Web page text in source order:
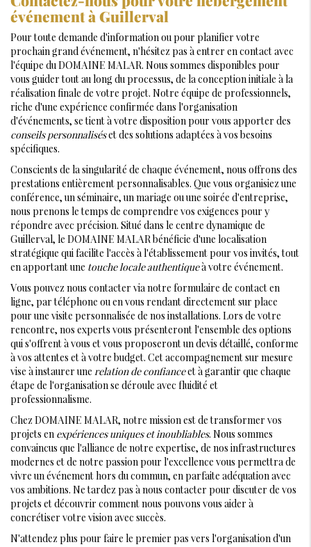
événement à Guillerval
Pour toute demande d'information ou pour planifier votre
prochain grand événement, n'hésitez pas à entrer en contact avec
l'équipe du DOMAINE MALAR. Nous sommes disponibles pour
vous guider tout au long du processus, de la conception initiale à la
réalisation finale de votre projet. Notre équipe de professionnels,
riche d'une expérience confirmée dans l'organisation
d'événements, se tient à votre disposition pour vous apporter des
conseils personnaliséset des solutions adaptées à vos besoins
spécifiques.
Conscients de la singularité de chaque événement, nous offrons des
prestations entièrement personnalisables. Que vous organisiez une
conférence, un séminaire, un mariage ou une soirée d'entreprise,
nous prenons le temps de comprendre vos exigences pour y
répondre avec précision. Situé dans le centre dynamique de
Guillerval, le DOMAINE MALAR bénéficie d'une localisation
stratégique qui facilite l'accès à l'établissement pour vos invités, tout
en apportant une touche locale authentiqueà votre événement.
Vous pouvez nous contacter via notre formulaire de contact en
ligne, par téléphone ou en vous rendant directement sur place
pour une visite personnalisée de nos installations. Lors de votre
rencontre, nos experts vous présenteront l'ensemble des options
qui s'offrent à vous et vous proposeront un devis détaillé, conforme
à vos attentes et à votre budget. Cet accompagnement sur mesure
vise à instaurer une relation de confianceet à garantir que chaque
étape de l'organisation se déroule avec fluidité et
professionnalisme.
Chez DOMAINE MALAR, notre mission est de transformer vos
projets en expériences uniques et inoubliables. Nous sommes
convaincus que l'alliance de notre expertise, de nos infrastructures
modernes et de notre passion pour l'excellence vous permettra de
vivre un événement hors du commun, en parfaite adéquation avec
vos ambitions. Ne tardez pas à nous contacter pour discuter de vos
projets et découvrir comment nous pouvons vous aider à
concrétiser votre vision avec succès.
N'attendez plus pour faire le premier pas vers l'organisation d'un